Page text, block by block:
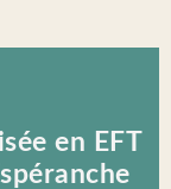
en EFT